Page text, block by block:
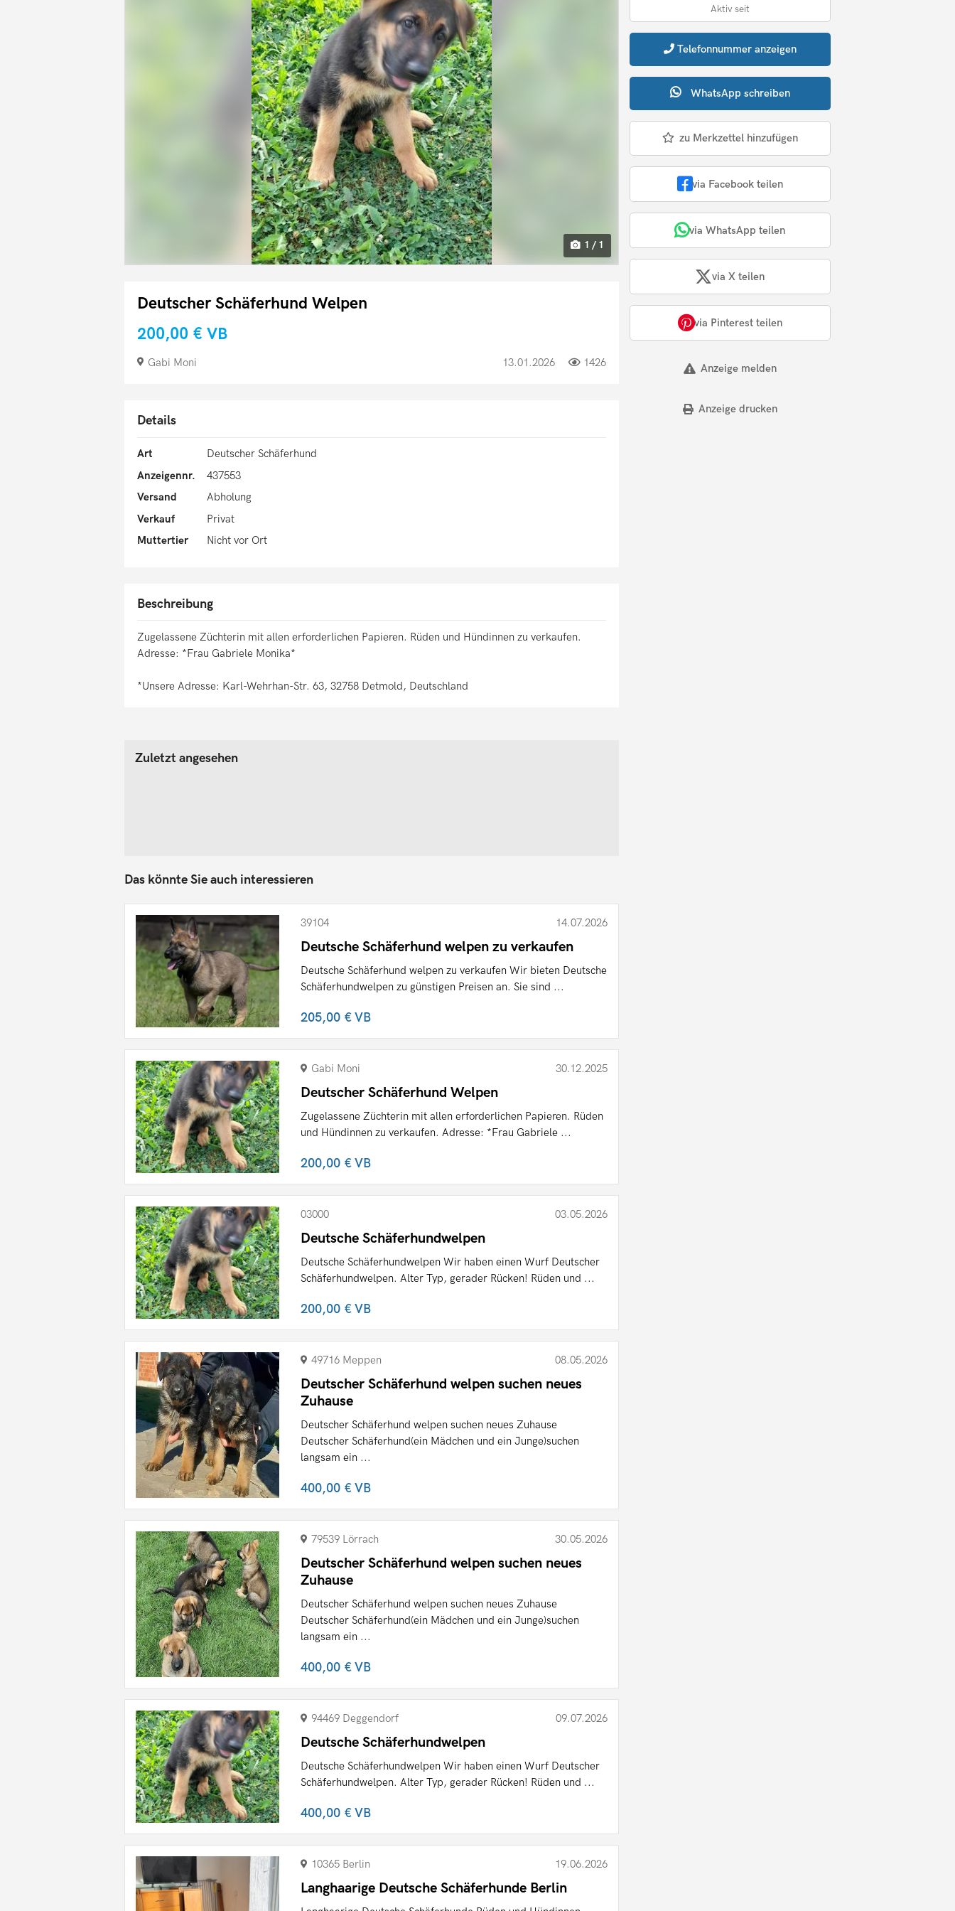
1 / 1
Deutscher Schäferhund Welpen
200,00 € VB
Gabi Moni 13.01.2026 1426
Details
Art
Deutscher Schäferhund
Anzeigennr.
437553
Versand
Abholung
Verkauf
Privat
Muttertier
Nicht vor Ort
Beschreibung
Zugelassene Züchterin mit allen erforderlichen Papieren. Rüden und Hündinnen zu verkaufen.
Adresse: *Frau Gabriele Monika*
*Unsere Adresse: Karl-Wehrhan-Str. 63, 32758 Detmold, Deutschland
Aktiv seit
Telefonnummer anzeigen
WhatsApp schreiben
zu Merkzettel hinzufügen
via Facebook teilen
via WhatsApp teilen
via X teilen
via Pinterest teilen
Anzeige melden
Anzeige drucken
Zuletzt angesehen
Das könnte Sie auch interessieren
39104 14.07.2026
Deutsche Schäferhund welpen zu verkaufen
Deutsche Schäferhund welpen zu verkaufen Wir bieten Deutsche
Schäferhundwelpen zu günstigen Preisen an. Sie sind ...
205,00 €VB
Gabi Moni 30.12.2025
Deutscher Schäferhund Welpen
Zugelassene Züchterin mit allen erforderlichen Papieren. Rüden
und Hündinnen zu verkaufen. Adresse: *Frau Gabriele ...
200,00 €VB
03000 03.05.2026
Deutsche Schäferhundwelpen
Deutsche Schäferhundwelpen Wir haben einen Wurf Deutscher
Schäferhundwelpen. Alter Typ, gerader Rücken! Rüden und ...
200,00 €VB
49716 Meppen 08.05.2026
Deutscher Schäferhund welpen suchen neues
Zuhause
Deutscher Schäferhund welpen suchen neues Zuhause
Deutscher Schäferhund(ein Mädchen und ein Junge)suchen
langsam ein ...
400,00 €VB
79539 Lörrach 30.05.2026
Deutscher Schäferhund welpen suchen neues
Zuhause
Deutscher Schäferhund welpen suchen neues Zuhause
Deutscher Schäferhund(ein Mädchen und ein Junge)suchen
langsam ein ...
400,00 €VB
94469 Deggendorf 09.07.2026
Deutsche Schäferhundwelpen
Deutsche Schäferhundwelpen Wir haben einen Wurf Deutscher
Schäferhundwelpen. Alter Typ, gerader Rücken! Rüden und ...
400,00 €VB
10365 Berlin 19.06.2026
Langhaarige Deutsche Schäferhunde Berlin